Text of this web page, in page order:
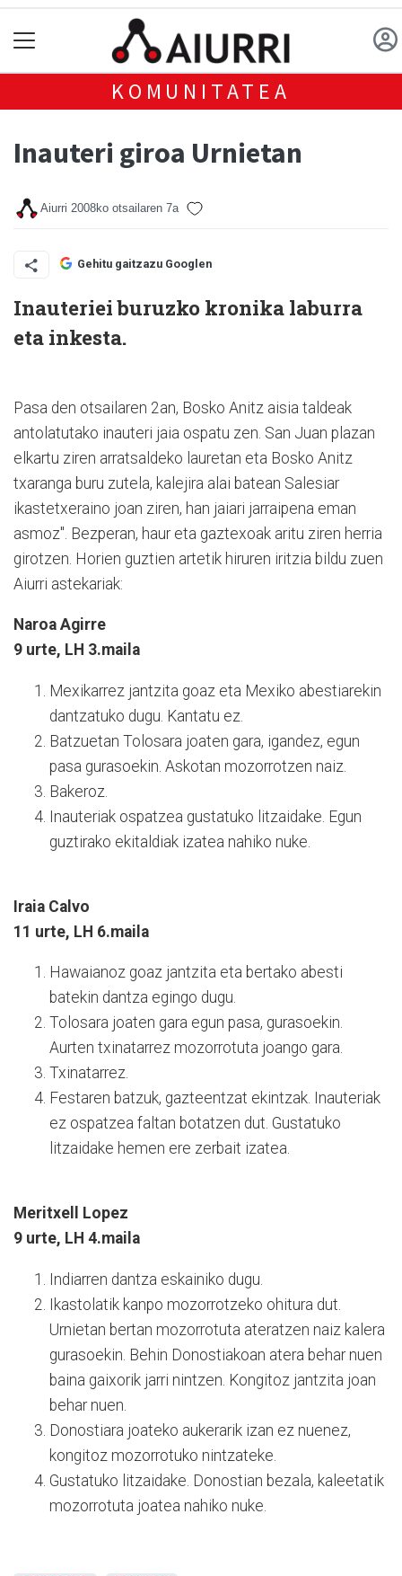
KOMUNITATEA
Inauteri giroa Urnietan
Aiurri 2008ko otsailaren 7a
Gehitu gaitzazu Googlen
Inauteriei buruzko kronika laburra
eta inkesta.
Pasa den otsailaren 2an, Bosko Anitz aisia taldeak
antolatutako inauteri jaia ospatu zen. San Juan plazan
elkartu ziren arratsaldeko lauretan eta Bosko Anitz
txaranga buru zutela, kalejira alai batean Salesiar
ikastetxeraino joan ziren, han jaiari jarraipena eman
asmoz". Bezperan, haur eta gaztexoak aritu ziren herria
girotzen. Horien guztien artetik hiruren iritzia bildu zuen
Aiurri astekariak:
Naroa Agirre
9 urte, LH 3.maila
Mexikarrez jantzita goaz eta Mexiko abestiarekin
dantzatuko dugu. Kantatu ez.
Batzuetan Tolosara joaten gara, igandez, egun
pasa gurasoekin. Askotan mozorrotzen naiz.
Bakeroz.
Inauteriak ospatzea gustatuko litzaidake. Egun
guztirako ekitaldiak izatea nahiko nuke.
Iraia Calvo
11 urte, LH 6.maila
Hawaianoz goaz jantzita eta bertako abesti
batekin dantza egingo dugu.
Tolosara joaten gara egun pasa, gurasoekin.
Aurten txinatarrez mozorrotuta joango gara.
Txinatarrez.
Festaren batzuk, gazteentzat ekintzak. Inauteriak
ez ospatzea faltan botatzen dut. Gustatuko
litzaidake hemen ere zerbait izatea.
Meritxell Lopez
9 urte, LH 4.maila
Indiarren dantza eskainiko dugu.
Ikastolatik kanpo mozorrotzeko ohitura dut.
Urnietan bertan mozorrotuta ateratzen naiz kalera
gurasoekin. Behin Donostiakoan atera behar nuen
baina gaixorik jarri nintzen. Kongitoz jantzita joan
behar nuen.
Donostiara joateko aukerarik izan ez nuenez,
kongitoz mozorrotuko nintzateke.
Gustatuko litzaidake. Donostian bezala, kaleetatik
mozorrotuta joatea nahiko nuke.